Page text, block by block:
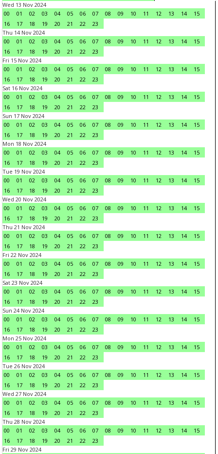
Wed 13 Nov 2024
00
01 02 03 04 05 06 07 08 09 10 11 12 13 14
15
16
17 18 19 20 21 22
23
Thu 14 Nov 2024
00
01 02 03 04 05 06 07 08 09 10 11 12 13 14
15
16
17 18 19 20 21 22
23
Fri 15 Nov 2024
00
01 02 03 04 05 06 07 08 09 10 11 12 13 14
15
16
17 18 19 20 21 22
23
Sat 16 Nov 2024
00
01 02 03 04 05 06 07 08 09 10 11 12 13 14
15
16
17 18 19 20 21 22
23
Sun 17 Nov 2024
00
01 02 03 04 05 06 07 08 09 10 11 12 13 14
15
16
17 18 19 20 21 22
23
Mon 18 Nov 2024
00
01 02 03 04 05 06 07 08 09 10 11 12 13 14
15
16
17 18 19 20 21 22
23
Tue 19 Nov 2024
00
01 02 03 04 05 06 07 08 09 10 11 12 13 14
15
16
17 18 19 20 21 22
23
Wed 20 Nov 2024
00
01 02 03 04 05 06 07 08 09 10 11 12 13 14
15
16
17 18 19 20 21 22
23
Thu 21 Nov 2024
00
01 02 03 04 05 06 07 08 09 10 11 12 13 14
15
16
17 18 19 20 21 22
23
Fri 22 Nov 2024
00
01 02 03 04 05 06 07 08 09 10 11 12 13 14
15
16
17 18 19 20 21 22
23
Sat 23 Nov 2024
00
01 02 03 04 05 06 07 08 09 10 11 12 13 14
15
16
17 18 19 20 21 22
23
Sun 24 Nov 2024
00
01 02 03 04 05 06 07 08 09 10 11 12 13 14
15
16
17 18 19 20 21 22
23
Mon 25 Nov 2024
00
01 02 03 04 05 06 07 08 09 10 11 12 13 14
15
16
17 18 19 20 21 22
23
Tue 26 Nov 2024
00
01 02 03 04 05 06 07 08 09 10 11 12 13 14
15
16
17 18 19 20 21 22
23
Wed 27 Nov 2024
00
01 02 03 04 05 06 07 08 09 10 11 12 13 14
15
16
17 18 19 20 21 22
23
Thu 28 Nov 2024
00
01 02 03 04 05 06 07 08 09 10 11 12 13 14
15
16
17 18 19 20 21 22
23
Fri 29 Nov 2024